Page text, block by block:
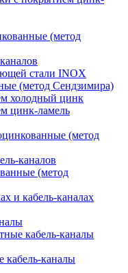
(метод
стали INOX
(метод Сендзимира)
холодный цинк
цинк-ламель
(метод
каналов
(метод
и кабель-каналах
кабель-каналы
кабель-каналы